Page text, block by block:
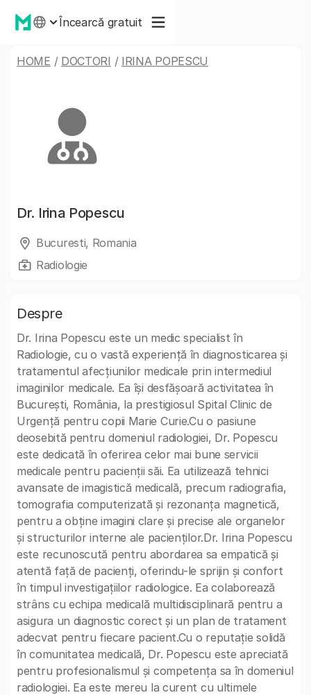
Încearcă gratuit
HOME / DOCTORI / IRINA POPESCU
Dr. Irina Popescu
Bucuresti, Romania
Radiologie
Despre
Dr. Irina Popescu este un medic specialist în
Radiologie, cu o vastă experiență în diagnosticarea și
tratamentul afecțiunilor medicale prin intermediul
imaginilor medicale. Ea își desfășoară activitatea în
București, România, la prestigiosul Spital Clinic de
Urgență pentru copii Marie Curie.Cu o pasiune
deosebită pentru domeniul radiologiei, Dr. Popescu
este dedicată în oferirea celor mai bune servicii
medicale pentru pacienții săi. Ea utilizează tehnici
avansate de imagistică medicală, precum radiografia,
tomografia computerizată și rezonanța magnetică,
pentru a obține imagini clare și precise ale organelor
și structurilor interne ale pacienților.Dr. Irina Popescu
este recunoscută pentru abordarea sa empatică și
atentă față de pacienți, oferindu-le sprijin și confort
în timpul investigațiilor radiologice. Ea colaborează
strâns cu echipa medicală multidisciplinară pentru a
asigura un diagnostic corect și un plan de tratament
adecvat pentru fiecare pacient.Cu o reputație solidă
în comunitatea medicală, Dr. Popescu este apreciată
pentru profesionalismul și competența sa în domeniul
radiologiei. Ea este mereu la curent cu ultimele